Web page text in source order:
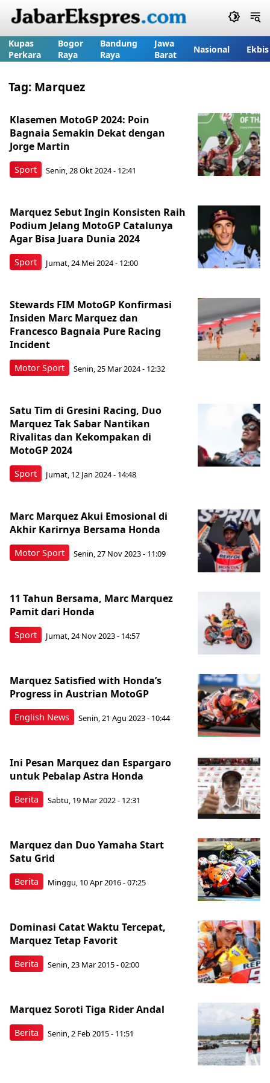
Kupas
Perkara
Bogor
Raya
Bandung
Raya
Jawa
Barat
Nasional Ekbis
Tag: Marquez
Sport
Klasemen MotoGP 2024: Poin
Bagnaia Semakin Dekat dengan
Jorge Martin
Senin, 28 Okt 2024 - 12:41
Sport
Marquez Sebut Ingin Konsisten Raih
Podium Jelang MotoGP Catalunya
Agar Bisa Juara Dunia 2024
Jumat, 24 Mei 2024 - 12:00
Motor Sport
Stewards FIM MotoGP Konfirmasi
Insiden Marc Marquez dan
Francesco Bagnaia Pure Racing
Incident
Senin, 25 Mar 2024 - 12:32
Sport
Satu Tim di Gresini Racing, Duo
Marquez Tak Sabar Nantikan
Rivalitas dan Kekompakan di
MotoGP 2024
Jumat, 12 Jan 2024 - 14:48
Motor Sport
Marc Marquez Akui Emosional di
Akhir Karirnya Bersama Honda
Senin, 27 Nov 2023 - 11:09
Sport
11 Tahun Bersama, Marc Marquez
Pamit dari Honda
Jumat, 24 Nov 2023 - 14:57
English News
Marquez Satisfied with Honda’s
Progress in Austrian MotoGP
Senin, 21 Agu 2023 - 10:44
Berita
Ini Pesan Marquez dan Espargaro
untuk Pebalap Astra Honda
Sabtu, 19 Mar 2022 - 12:31
Berita
Marquez dan Duo Yamaha Start
Satu Grid
Minggu, 10 Apr 2016 - 07:25
Berita
Dominasi Catat Waktu Tercepat,
Marquez Tetap Favorit
Senin, 23 Mar 2015 - 02:00
Berita
Marquez Soroti Tiga Rider Andal
Senin, 2 Feb 2015 - 11:51